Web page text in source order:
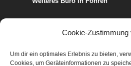
Cookie-Zustimmung
Um dir ein optimales Erlebnis zu bieten,
Cookies, um Geräteinformationen zu